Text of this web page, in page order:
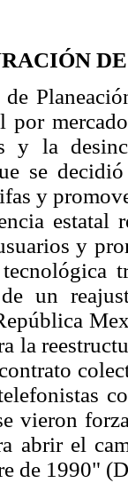
por
y la
se
y
y
un
la
vieron
abrir el
de 1990"